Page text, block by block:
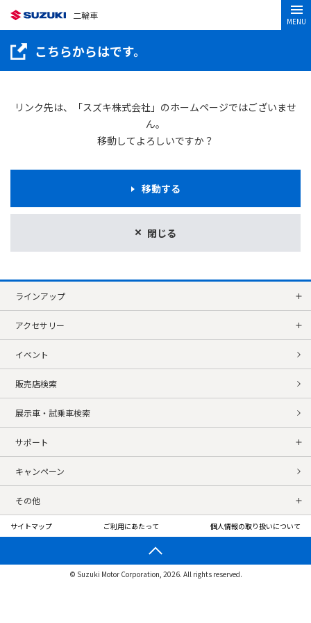
二輪車
MENU
こちらからはです。
リンク先は、「スズキ株式会社」のホームページではございませ
ん。
移動してよろしいですか？
閉じる
移動する
ラインアップ
アクセサリー
イベント
販売店検索
展示車・試乗車検索
サポート
キャンペーン
その他
サイトマップ ご利用にあたって 個人情報の取り扱いについて
© Suzuki Motor Corporation, 2026. All rights reserved.